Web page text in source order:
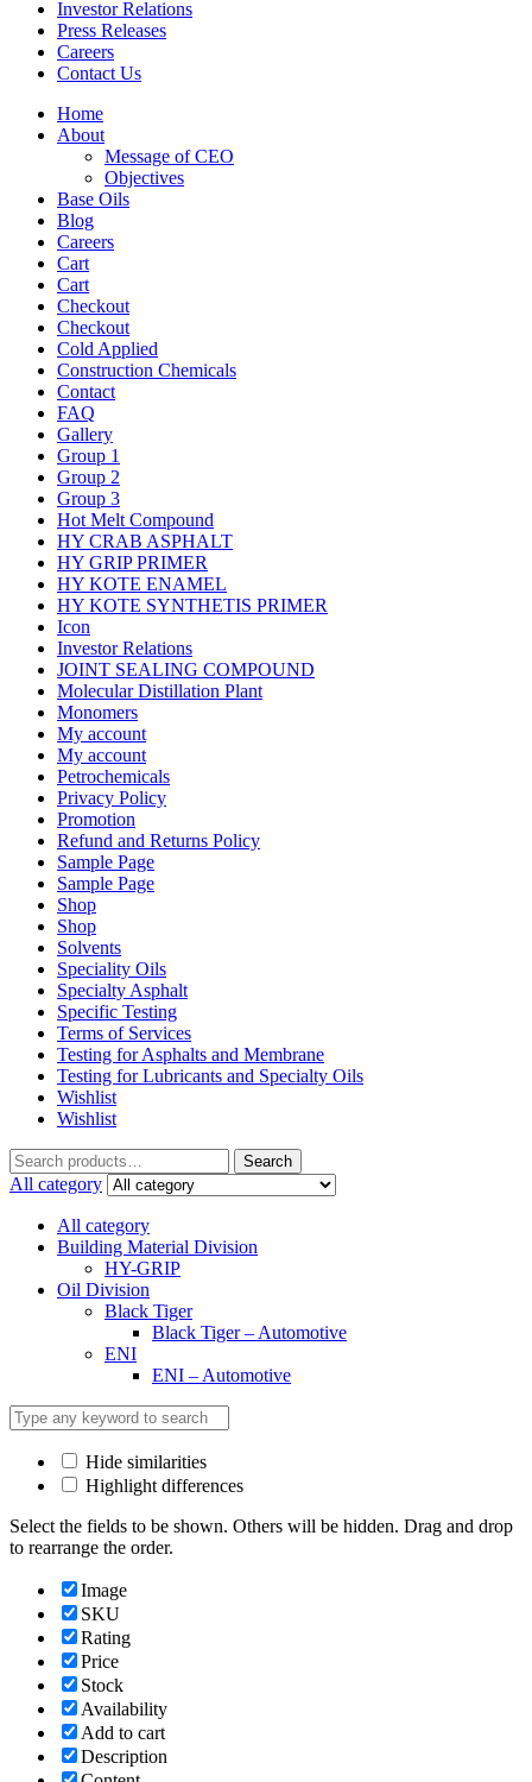
Investor Relations
Press Releases
Careers
Contact Us
Home
About
Message of CEO
Objectives
Base Oils
Blog
Careers
Cart
Cart
Checkout
Checkout
Cold Applied
Construction Chemicals
Contact
FAQ
Gallery
Group 1
Group 2
Group 3
Hot Melt Compound
HY CRAB ASPHALT
HY GRIP PRIMER
HY KOTE ENAMEL
HY KOTE SYNTHETIS PRIMER
Icon
Investor Relations
JOINT SEALING COMPOUND
Molecular Distillation Plant
Monomers
My account
My account
Petrochemicals
Privacy Policy
Promotion
Refund and Returns Policy
Sample Page
Sample Page
Shop
Shop
Solvents
Speciality Oils
Specialty Asphalt
Specific Testing
Terms of Services
Testing for Asphalts and Membrane
Testing for Lubricants and Specialty Oils
Wishlist
Wishlist
Search
for:
Search
All category
All category
Building Material Division
HY-GRIP
Oil Division
Black Tiger
Black Tiger – Automotive
ENI
ENI – Automotive
Hide similarities
Highlight differences
Select the fields to be shown. Others will be hidden. Drag and drop
to rearrange the order.
Image
SKU
Rating
Price
Stock
Availability
Add to cart
Description